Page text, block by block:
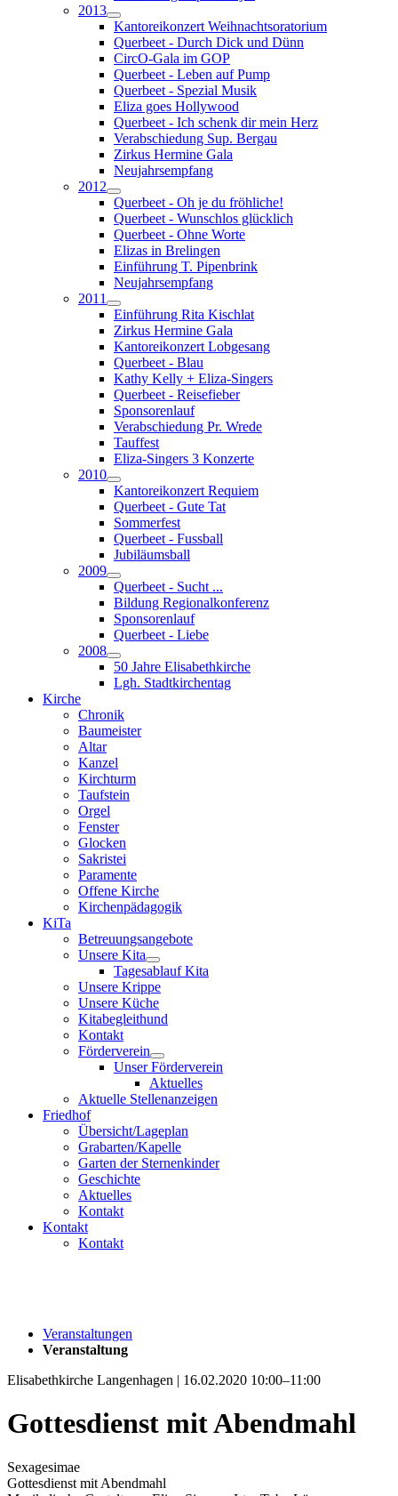
2013
Kantoreikonzert Weihnachtsoratorium
Querbeet - Durch Dick und Dünn
CircO-Gala im GOP
Querbeet - Leben auf Pump
Querbeet - Spezial Musik
Eliza goes Hollywood
Querbeet - Ich schenk dir mein Herz
Verabschiedung Sup. Bergau
Zirkus Hermine Gala
Neujahrsempfang
2012
Querbeet - Oh je du fröhliche!
Querbeet - Wunschlos glücklich
Querbeet - Ohne Worte
Elizas in Brelingen
Einführung T. Pipenbrink
Neujahrsempfang
2011
Einführung Rita Kischlat
Zirkus Hermine Gala
Kantoreikonzert Lobgesang
Querbeet - Blau
Kathy Kelly + Eliza-Singers
Querbeet - Reisefieber
Sponsorenlauf
Verabschiedung Pr. Wrede
Tauffest
Eliza-Singers 3 Konzerte
2010
Kantoreikonzert Requiem
Querbeet - Gute Tat
Sommerfest
Querbeet - Fussball
Jubiläumsball
2009
Querbeet - Sucht ...
Bildung Regionalkonferenz
Sponsorenlauf
Querbeet - Liebe
2008
50 Jahre Elisabethkirche
Lgh. Stadtkirchentag
Kirche
Chronik
Baumeister
Altar
Kanzel
Kirchturm
Taufstein
Orgel
Fenster
Glocken
Sakristei
Paramente
Offene Kirche
Kirchenpädagogik
KiTa
Betreuungsangebote
Unsere Kita
Tagesablauf Kita
Unsere Krippe
Unsere Küche
Kitabegleithund
Kontakt
Förderverein
Unser Förderverein
Aktuelles
Aktuelle Stellenanzeigen
Friedhof
Übersicht/Lageplan
Grabarten/Kapelle
Garten der Sternenkinder
Geschichte
Aktuelles
Kontakt
Kontakt
Kontakt
Veranstaltungen
Veranstaltung
Elisabethkirche Langenhagen | 16.02.2020 10:00–11:00
Gottesdienst mit Abendmahl
Sexagesimae
Gottesdienst mit Abendmahl